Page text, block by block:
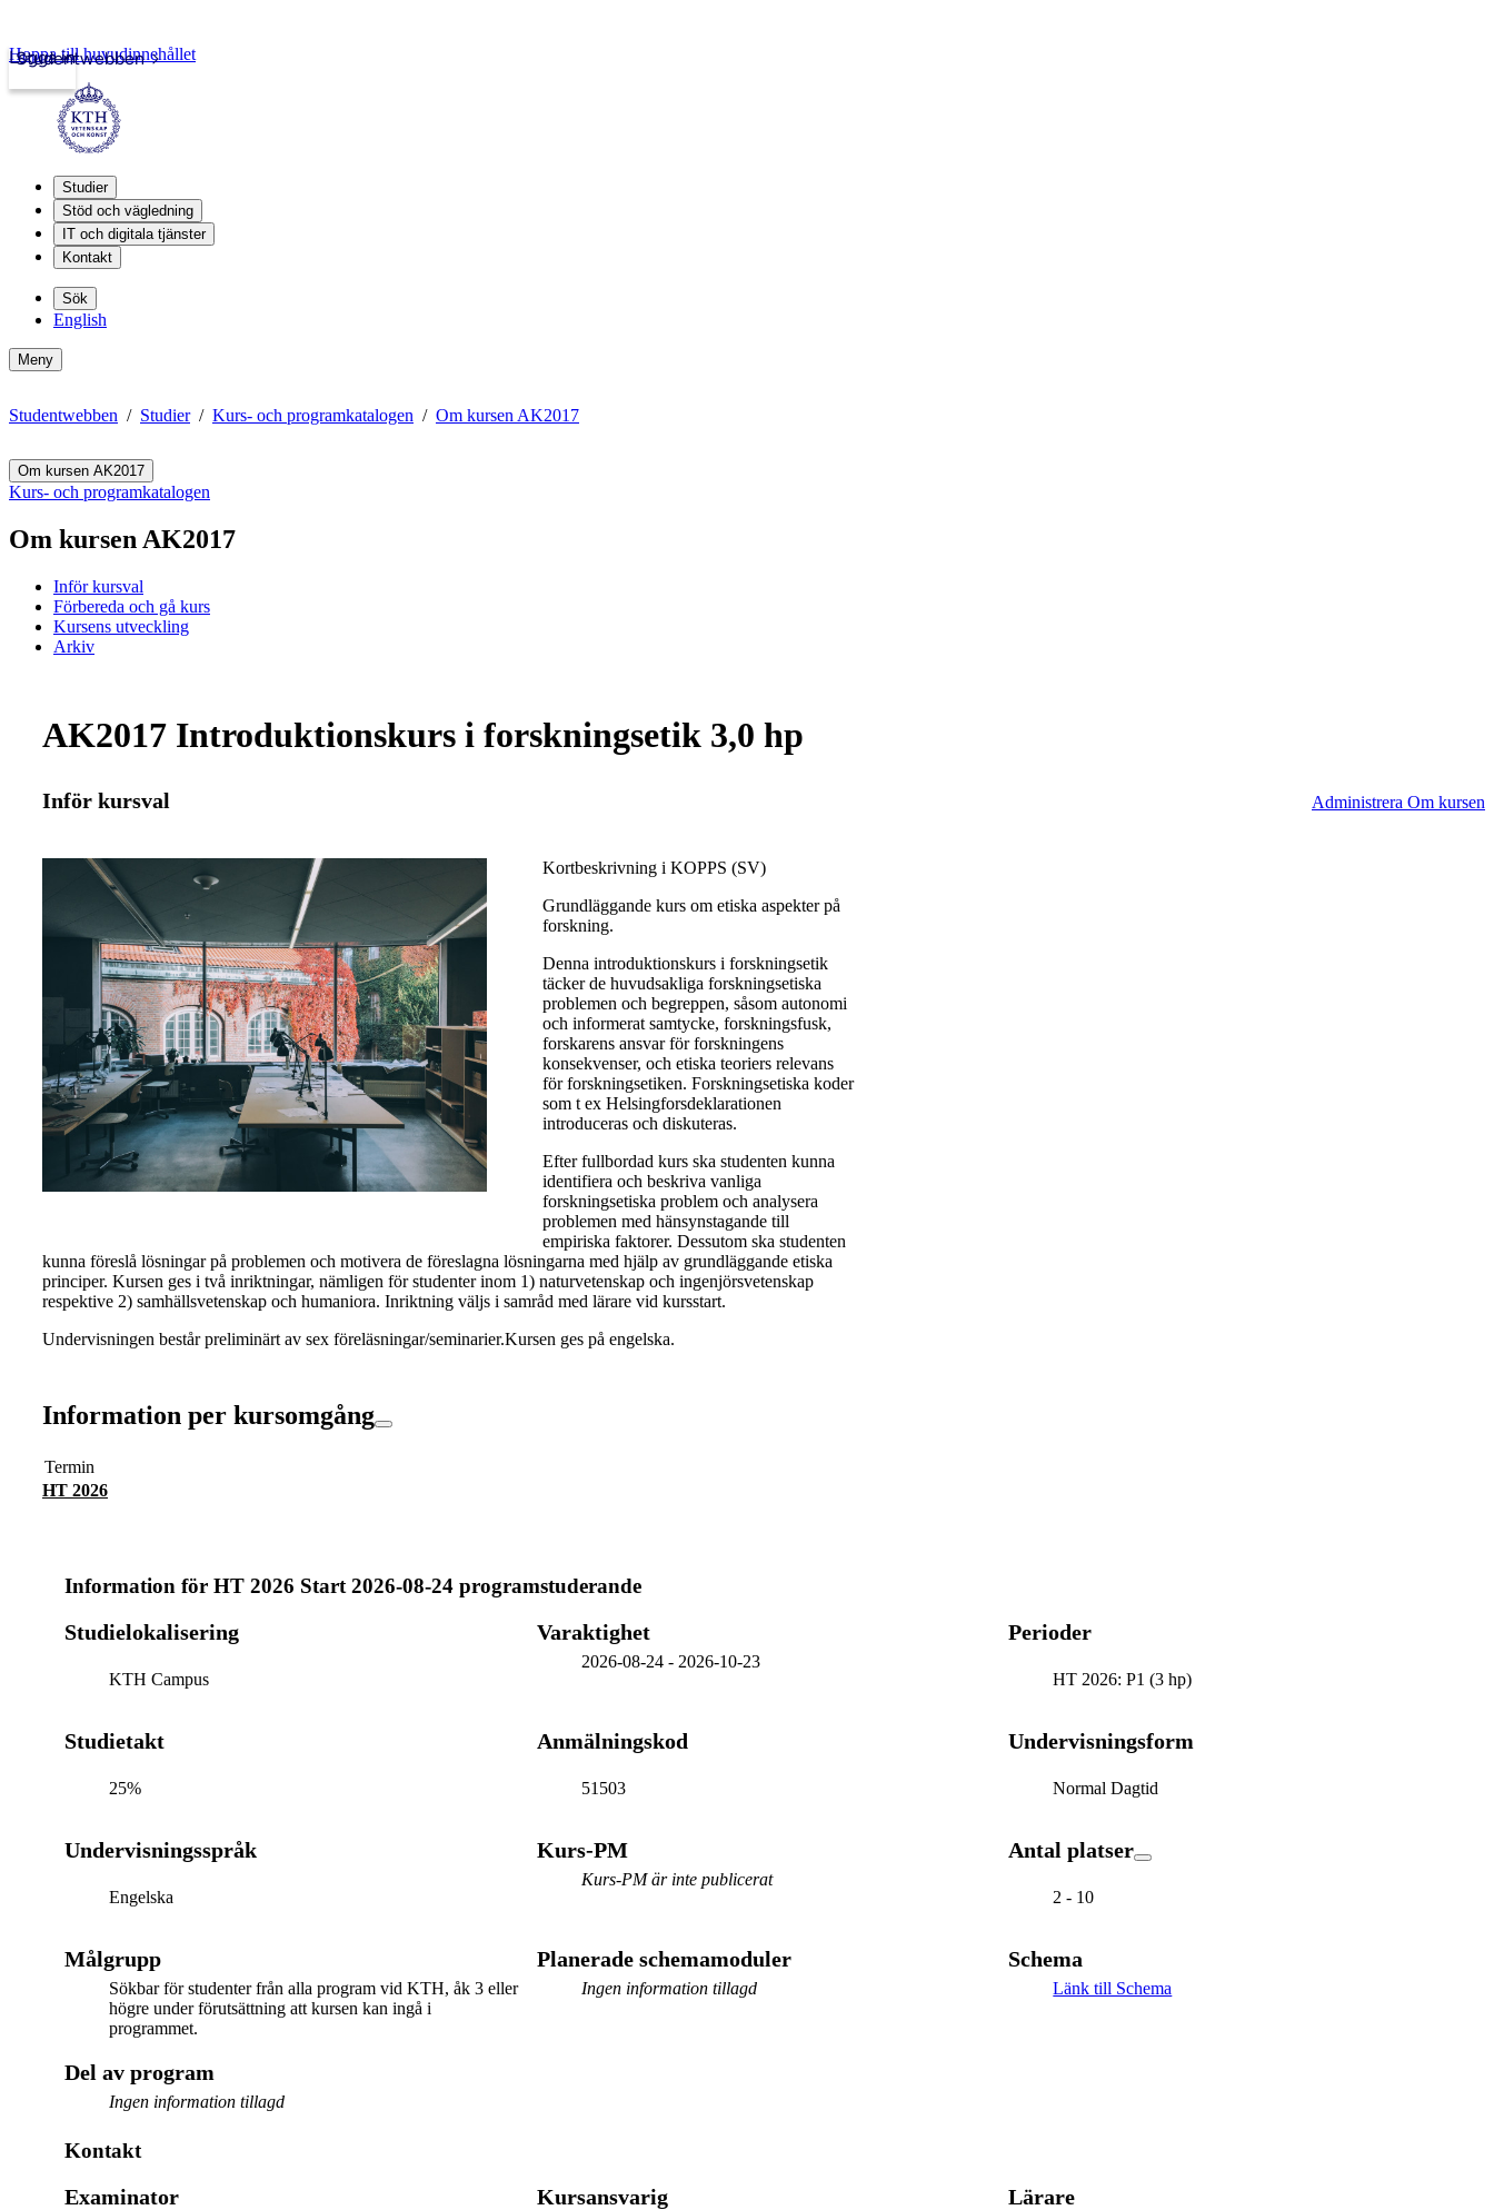
Studentwebben
Logga in
Hoppa till huvudinnehållet
Studier
Stöd och vägledning
IT och digitala tjänster
Kontakt
Sök
English
Meny
Studentwebben Studier Kurs- och programkatalogen Om kursen AK2017
Om kursen AK2017
Kurs- och programkatalogen
Om kursen AK2017
Inför kursval
Förbereda och gå kurs
Kursens utveckling
Arkiv
AK2017 Introduktionskurs i forskningsetik 3,0 hp
Inför kursval Administrera Om kursen
Kortbeskrivning i KOPPS (SV)
Grundläggande kurs om etiska aspekter på
forskning.
Denna introduktionskurs i forskningsetik
täcker de huvudsakliga forskningsetiska
problemen och begreppen, såsom autonomi
och informerat samtycke, forskningsfusk,
forskarens ansvar för forskningens
konsekvenser, och etiska teoriers relevans
för forskningsetiken. Forskningsetiska koder
som t ex Helsingforsdeklarationen
introduceras och diskuteras.
Efter fullbordad kurs ska studenten kunna
identifiera och beskriva vanliga
forskningsetiska problem och analysera
problemen med hänsynstagande till
empiriska faktorer. Dessutom ska studenten
kunna föreslå lösningar på problemen och motivera de föreslagna lösningarna med hjälp av grundläggande etiska
principer. Kursen ges i två inriktningar, nämligen för studenter inom 1) naturvetenskap och ingenjörsvetenskap
respektive 2) samhällsvetenskap och humaniora. Inriktning väljs i samråd med lärare vid kursstart.
Undervisningen består preliminärt av sex föreläsningar/seminarier.Kursen ges på engelska.
Information per kursomgång
Termin
HT 2026
Information för HT 2026 Start 2026-08-24 programstuderande
Studielokalisering
KTH Campus
Varaktighet
2026-08-24- 2026-10-23
Perioder
HT 2026: P1 (3 hp)
Studietakt
25%
Anmälningskod
51503
Undervisningsform
Normal Dagtid
Undervisningsspråk
Engelska
Kurs-PM
Kurs-PM är inte publicerat
Antal platser
2 - 10
Målgrupp
Sökbar för studenter från alla program vid KTH, åk 3 eller
högre under förutsättning att kursen kan ingå i
programmet.
Planerade schemamoduler
Ingen information tillagd
Schema
Länk till Schema
Del av program
Ingen information tillagd
Kontakt
Examinator Kursansvarig Lärare